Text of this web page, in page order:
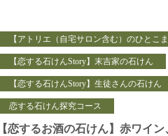
【アトリエ（自宅サロン含む）のひとこ
【恋する石けんStory】末吉家の石けん
【恋する石けんStory】生徒さんの石けん
恋する石けん探究コース
【恋するお酒の石けん】赤ワイン